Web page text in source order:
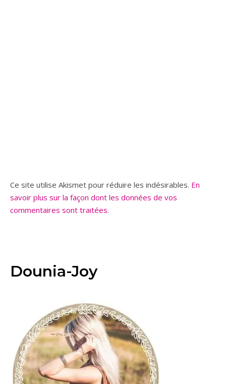
Ce site utilise Akismet pour réduire les indésirables. En
savoir plus sur la façon dont les données de vos
commentaires sont traitées.
Dounia-Joy